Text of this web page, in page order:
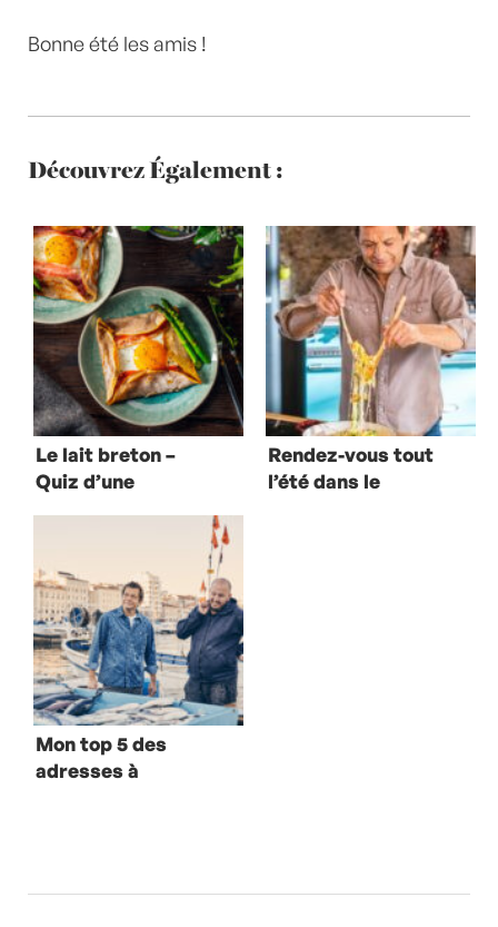
Bonne été les amis !
Découvrez Également :
Le lait breton –
Quiz d’une
Rendez-vous tout
l’été dans le
Mon top 5 des
adresses à